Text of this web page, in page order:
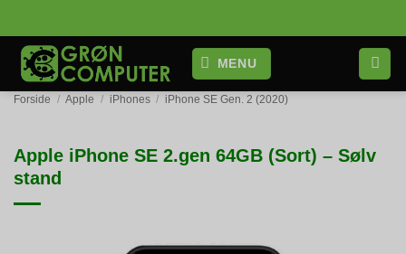
til
indhold
MENU
Forside / Apple / iPhones / iPhone SE Gen. 2 (2020)
Apple iPhone SE 2.gen 64GB (Sort) – Sølv
stand